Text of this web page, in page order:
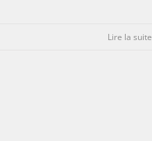
Lire la suite